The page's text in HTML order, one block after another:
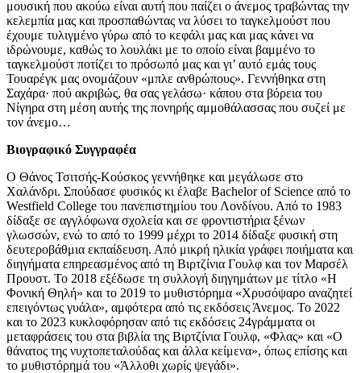
μουσική που ακούω είναι αυτή που παίζει ο άνεμος τραβώντας την
κελεμπία μας και προσπαθώντας να λύσει το ταγκελμούστ που
έχουμε τυλιγμένο γύρω από το κεφάλι μας και μας κάνει να
ιδρώνουμε, καθώς το λουλάκι με το οποίο είναι βαμμένο το
ταγκελμούστ ποτίζει το πρόσωπό μας και γι’ αυτό εμάς τους
Τουαρέγκ μας ονομάζουν «μπλε ανθρώπους». Γεννήθηκα στη
Σαχάρα· πού ακριβώς, θα σας γελάσω· κάπου στα βόρεια του
Νίγηρα στη μέση αυτής της πονηρής αμμοθάλασσας που συζεί με
τον άνεμο…
Βιογραφικό Συγγραφέα
Ο Θάνος Τσιτσής-Κούσκος γεννήθηκε και μεγάλωσε στο
Χαλάνδρι. Σπούδασε φυσικός κι έλαβε Bachelor of Science από το
Westfield College του πανεπιστημίου του Λονδίνου. Από το 1983
δίδαξε σε αγγλόφωνα σχολεία και σε φροντιστήρια ξένων
γλωσσών, ενώ το από το 1999 μέχρι το 2014 δίδαξε φυσική στη
δευτεροβάθμια εκπαίδευση. Από μικρή ηλικία γράφει ποιήματα και
διηγήματα επηρεασμένος από τη Βιρτζίνια Γουλφ και τον Μαρσέλ
Προυστ. Το 2018 εξέδωσε τη συλλογή διηγημάτων με τίτλο «Η
Φονική Θηλή» και το 2019 το μυθιστόρημα «Χρυσόψαρο αναζητεί
επειγόντως γυάλα», αμφότερα από τις εκδόσεις Άνεμος. Το 2022
και το 2023 κυκλοφόρησαν από τις εκδόσεις 24γράμματα οι
μεταφράσεις του στα βιβλία της Βιρτζίνια Γουλφ, «Φλας» και «Ο
θάνατος της νυχτοπεταλούδας και άλλα κείμενα», όπως επίσης και
το μυθιστόρημά του «Άλλοθι χωρίς ψεγάδι».